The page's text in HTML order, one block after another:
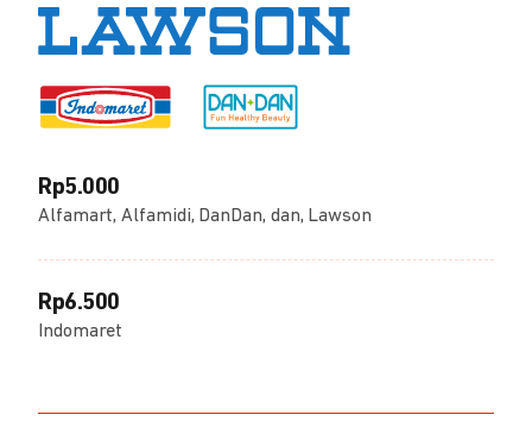
Rp5.000
Alfamart, Alfamidi, DanDan, dan, Lawson
Rp6.500
Indomaret